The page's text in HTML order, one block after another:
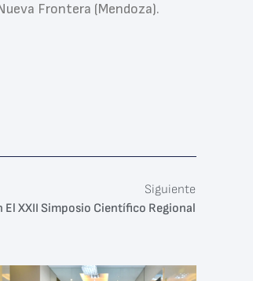
Frontera (Mendoza).
Siguiente
XXII Simposio Científico Regional